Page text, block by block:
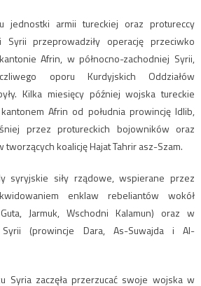
jednostki armii tureckiej oraz protureccy
przeprowadziły operację przeciwko
Afrin, w północno-zachodniej Syrii,
oporu Kurdyjskich Oddziałów
Kilka miesięcy później wojska tureckie
Afrin od południa prowincję Idlib,
przez protureckich bojowników oraz
koalicję Hajat Tahrir asz-Szam.
syryjskie siły rządowe, wspierane przez
enklaw rebeliantów wokół
Jarmuk, Wschodni Kalamun) oraz w
Syrii (prowincje Dara, As-Suwajda i Al-
Syria zaczęła przerzucać swoje wojska w